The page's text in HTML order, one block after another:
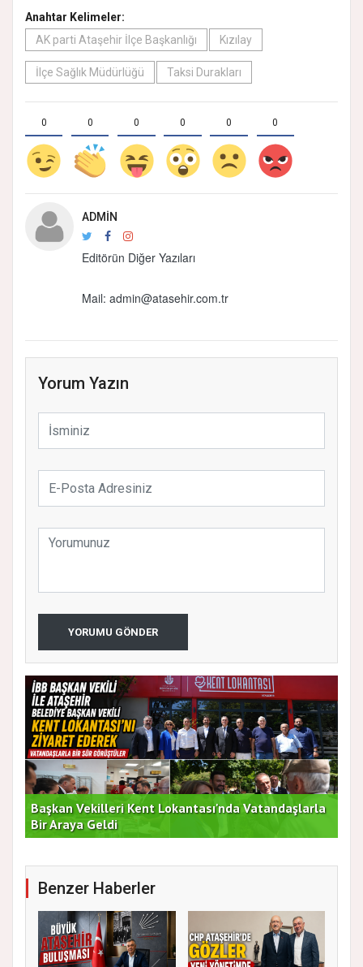
Anahtar Kelimeler:
AK parti Ataşehir İlçe Başkanlığı
Kızılay
İlçe Sağlık Müdürlüğü Taksi Durakları
0 0 0 0 0 0
ADMIN
Editörün Diğer Yazıları
Mail: admin@atasehir.com.tr
Yorum Yazın
YORUMU GÖNDER
Duran Acar'dan İlk Adım: "Büyük Ataşehir
Buluşması"
Benzer Haberler